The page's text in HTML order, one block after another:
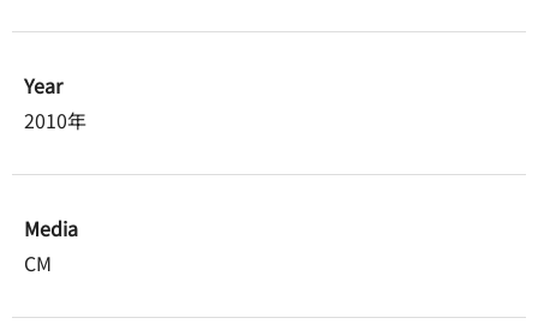
Year
2010年
Media
CM